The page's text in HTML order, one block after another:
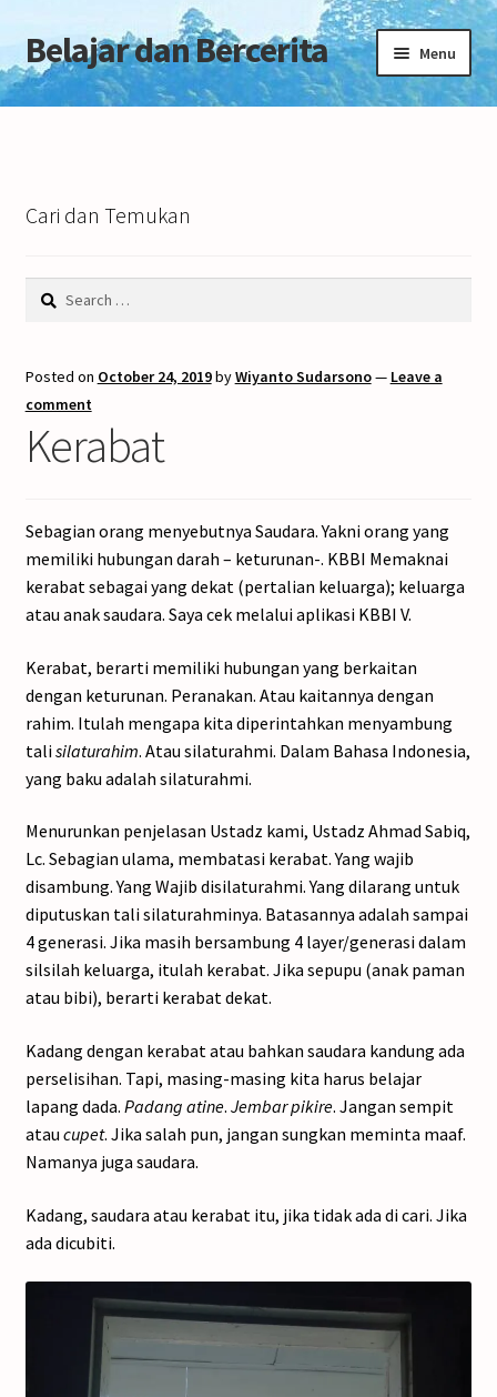
Skip
to
navigation
Skip
to
Belajar dan Bercerita Menu
Home
Cari dan Temukan
Search
Posted on October 24, 2019byWiyanto Sudarsono— Leave a
comment
Kerabat
Sebagian orang menyebutnya Saudara. Yakni orang yang
memiliki hubungan darah – keturunan-. KBBI Memaknai
kerabat sebagai yang dekat (pertalian keluarga); keluarga
atau anak saudara. Saya cek melalui aplikasi KBBI V.
Kerabat, berarti memiliki hubungan yang berkaitan
dengan keturunan. Peranakan. Atau kaitannya dengan
rahim. Itulah mengapa kita diperintahkan menyambung
talisilaturahim. Atau silaturahmi. Dalam Bahasa Indonesia,
yang baku adalah silaturahmi.
Menurunkan penjelasan Ustadz kami, Ustadz Ahmad Sabiq,
Lc. Sebagian ulama, membatasi kerabat. Yang wajib
disambung. Yang Wajib disilaturahmi. Yang dilarang untuk
diputuskan tali silaturahminya. Batasannya adalah sampai
4 generasi. Jika masih bersambung 4 layer/generasi dalam
silsilah keluarga, itulah kerabat. Jika sepupu (anak paman
atau bibi), berarti kerabat dekat.
Kadang dengan kerabat atau bahkan saudara kandung ada
perselisihan. Tapi, masing-masing kita harus belajar
lapang dada. Padang atine. Jembar pikire. Jangan sempit
atau cupet. Jika salah pun, jangan sungkan meminta maaf.
Namanya juga saudara.
Kadang, saudara atau kerabat itu, jika tidak ada di cari. Jika
ada dicubiti.